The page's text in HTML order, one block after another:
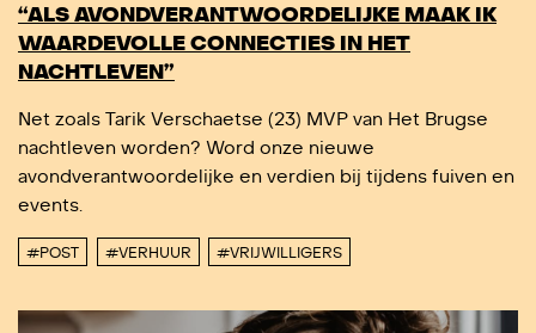
“ALS AVONDVERANTWOORDELIJKE MAAK IK
WAARDEVOLLE CONNECTIES IN HET
NACHTLEVEN”
Net zoals Tarik Verschaetse (23) MVP van Het Brugse
nachtleven worden? Word onze nieuwe
avondverantwoordelijke en verdien bij tijdens fuiven en
events.
#POST #VERHUUR #VRIJWILLIGERS